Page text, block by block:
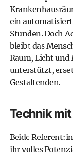
ein
Stunden. Doch
bleibt das
Raum, Licht und
unterstützt,
Gestaltenden.
Technik
Beide
ihr volles